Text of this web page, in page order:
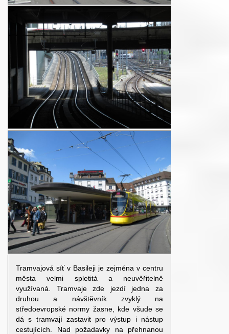
Tramvajová síť v Basileji je zejména v centru
města velmi spletitá a neuvěřitelně
využívaná. Tramvaje zde jezdí jedna za
druhou a návštěvník zvyklý na
středoevropské normy žasne, kde všude se
dá s tramvají zastavit pro výstup i nástup
cestujících. Nad požadavky na přehnanou